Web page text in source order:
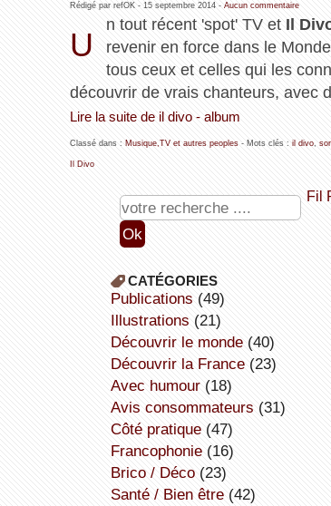
Rédigé par refOK - 15 septembre 2014- Aucun commentaire
U
n tout récent 'spot' TV et Il
revenir en force dans le
tous ceux et celles qui les
découvrir de vrais chanteurs, avec
Lire la suite de il divo - album
Classé dans : Musique,TV et autres peoples- Mots clés : il divo,
Il Divo
Fil
CATÉGORIES
publications (49)
illustrations (21)
découvrir le monde(40)
découvrir la France(23)
avec humour(18)
avis consommateurs (31)
côté pratique(47)
Francophonie(16)
Brico / Déco(23)
Santé / Bien être(42)